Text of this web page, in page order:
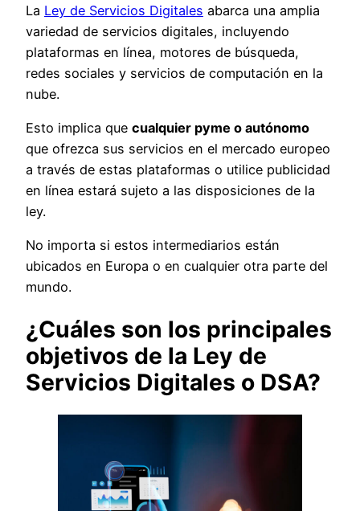
La Ley de Servicios Digitales abarca una amplia
variedad de servicios digitales, incluyendo
plataformas en línea, motores de búsqueda,
redes sociales y servicios de computación en la
nube.
Esto implica que cualquier pyme o autónomo
que ofrezca sus servicios en el mercado europeo
a través de estas plataformas o utilice publicidad
en línea estará sujeto a las disposiciones de la
ley.
No importa si estos intermediarios están
ubicados en Europa o en cualquier otra parte del
mundo.
¿Cuáles son los principales
objetivos de la Ley de
Servicios Digitales o DSA?